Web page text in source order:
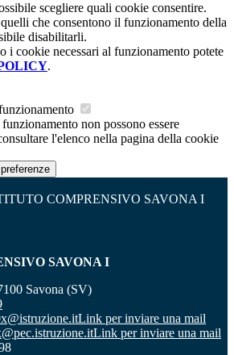
scegliere quali cookie consentire.
che consentono il funzionamento della
disabilitarli.
i cookie necessari al funzionamento potete
.
non possono essere
l'elenco nella pagina della cookie
COMPRENSIVO SAVONA I
SAVONA I
Savona (SV)
Link per inviare una mail
Link per inviare una mail